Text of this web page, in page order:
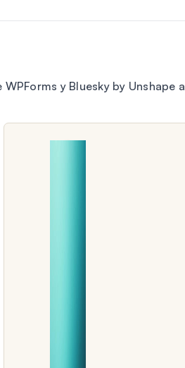
y Bluesky by Unshape